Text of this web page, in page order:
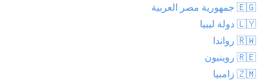
🇪🇬 جمهورية مصر العربية
🇱🇾 دولة ليبيا
🇷🇼 رواندا
🇷🇪 روينيون
🇿🇲 زامبيا